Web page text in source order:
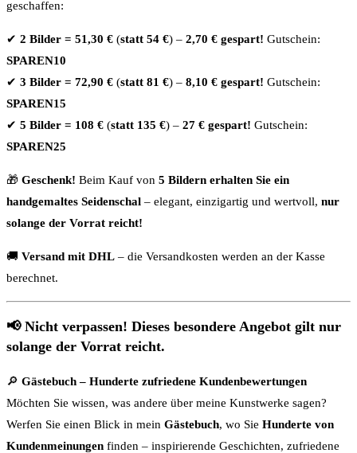
geschaffen:
✔ 2 Bilder = 51,30 € (statt 54 €) – 2,70 € gespart! Gutschein:
SPAREN10
✔ 3 Bilder = 72,90 € (statt 81 €) – 8,10 € gespart! Gutschein:
SPAREN15
✔ 5 Bilder = 108 € (statt 135 €) – 27 € gespart! Gutschein:
SPAREN25
🎁 Geschenk! Beim Kauf von 5 Bildern erhalten Sie ein
handgemaltes Seidenschal – elegant, einzigartig und wertvoll, nur
solange der Vorrat reicht!
🚚 Versand mit DHL – die Versandkosten werden an der Kasse
berechnet.
📢 Nicht verpassen! Dieses besondere Angebot gilt nur
solange der Vorrat reicht.
🔎 Gästebuch – Hunderte zufriedene Kundenbewertungen
Möchten Sie wissen, was andere über meine Kunstwerke sagen?
Werfen Sie einen Blick in mein Gästebuch, wo Sie Hunderte von
Kundenmeinungen finden – inspirierende Geschichten, zufriedene